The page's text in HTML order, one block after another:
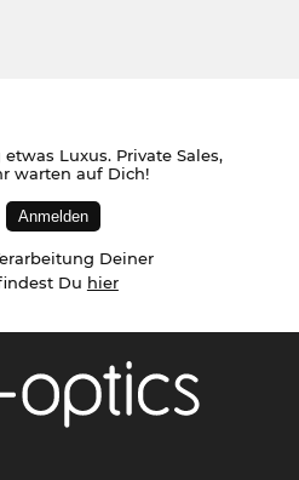
Luxus. Private Sales,
warten auf Dich!
Deiner
Du hier